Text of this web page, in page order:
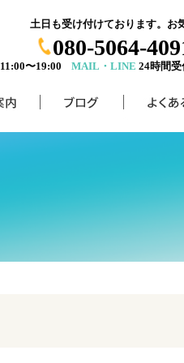
土日も受け付けております。お
080-5064-
11:00〜19:00 MAIL・LINE 24時間受